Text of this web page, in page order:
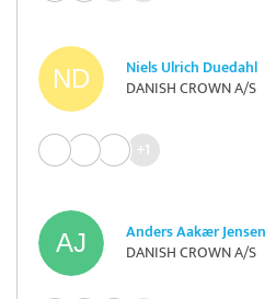
Niels Ulrich Duedahl
DANISH CROWN A/S
+1
Anders Aakær Jensen
DANISH CROWN A/S